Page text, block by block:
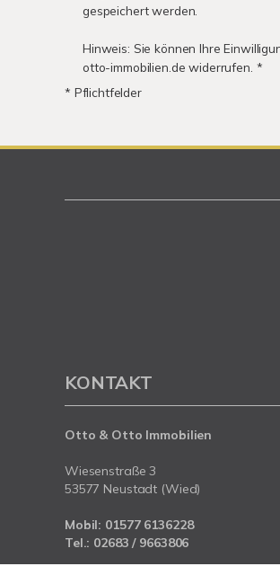
gespeichert werden.
Hinweis: Sie können Ihre
otto-immobilien.de widerrufen. *
* Pflichtfelder
KONTAKT
Otto & Otto Immobilien
Wiesenstraße 3
53577 Neustadt (Wied)
Mobil: 01577 6136228
Tel.: 02683 / 9663806